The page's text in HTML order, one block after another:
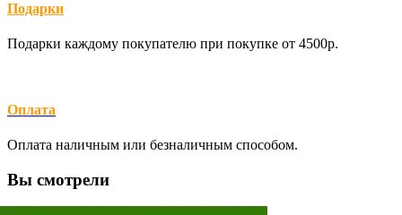
Подарки
Подарки каждому покупателю при покупке от 4500р.
Оплата
Оплата наличным или безналичным способом.
Вы смотрели